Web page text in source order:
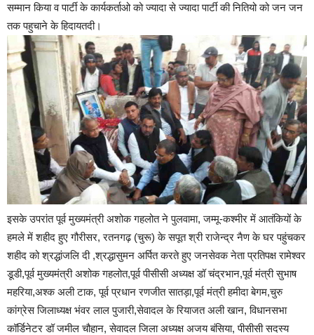
सम्मान किया व पार्टी के कार्यकर्ताओ को ज्यादा से ज्यादा पार्टी की नितियो को जन जन
तक पहुचाने के हिदायतदी।
इसके उपरांत पूर्व मुख्यमंत्री अशोक गहलोत ने पुलवामा, जम्मू-कश्मीर में आतंकियों के
हमले में शहीद हुए गौरीसर, रतनगढ़ (चुरू) के सपूत श्री राजेन्द्र नैण के घर पहुंचकर
शहीद को श्रद्धांजलि दी ,श्रद्धासुमन अर्पित करते हुए जनसेवक नेता प्रतिपक्ष रामेश्वर
डूडी,पूर्व मुख्यमंत्री अशोक गहलोत,पूर्व पीसीसी अध्यक्ष डॉ चंद्रभान,पूर्व मंत्री सुभाष
महरिया,अश्क अली टाक, पूर्व प्रधान रणजीत सातड़ा,पूर्व मंत्री हमीदा बेगम,चुरु
कांग्रेस जिलाध्यक्ष भंवर लाल पुजारी,सेवादल के रियाजत अली खान, विधानसभा
कॉर्डिनेटर डॉ जमील चौहान, सेवादल जिला अध्यक्ष अजय बंसिया, पीसीसी सदस्य